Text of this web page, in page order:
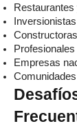
Empresas